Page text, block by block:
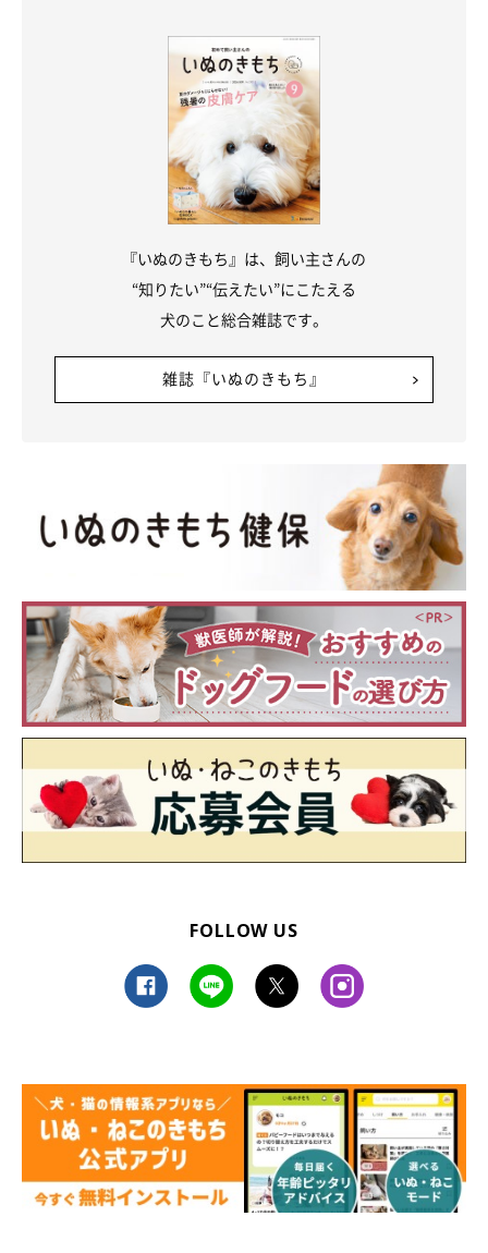
『いぬのきもち』は、飼い主さんの
“知りたい”“伝えたい”にこたえる
犬のこと総合雑誌です。
雑誌『いぬのきもち』
FOLLOW US